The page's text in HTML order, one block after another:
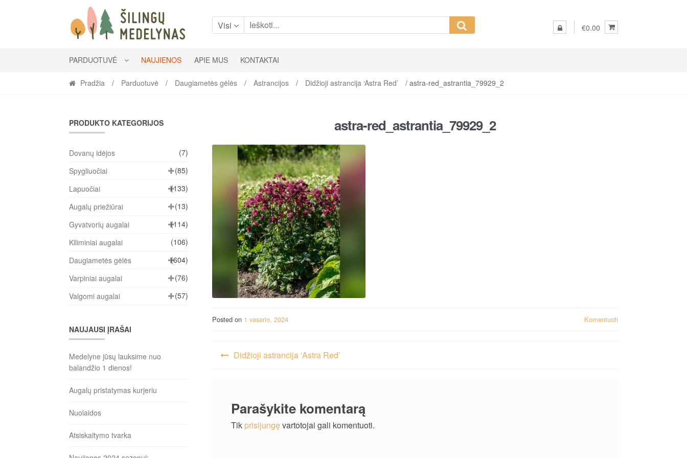
to
navigation
to
content
Visi €0.00
PARDUOTUVĖ NAUJIENOS APIE MUS KONTAKTAI
Pradžia / Parduotuvė / Daugiametės gėlės / Astrancijos / Didžioji astrancija ‘Astra Red’ / astra-red_astrantia_79929_2
astra-red_astrantia_79929_2
Posted on 1 vasario, 2024 Komentuoti
Navigacija
Didžioji astrancija ‘Astra Red’
Parašykite komentarą
Tik prisijungęvartotojai gali komentuoti.
PRODUKTO KATEGORIJOS
Dovanų idėjos
(7)
Spygliuočiai
(85)
Lapuočiai
(133)
Augalų priežiūrai
(13)
Gyvatvorių augalai
(114)
Kiliminiai augalai
(106)
Daugiametės gėlės
(604)
Varpiniai augalai
(76)
Valgomi augalai
(57)
NAUJAUSI ĮRAŠAI
Medelyne jūsų lauksime nuo
balandžio 1 dienos!
Augalų pristatymas kurjeriu
Nuolaidos
Atsiskaitymo tvarka